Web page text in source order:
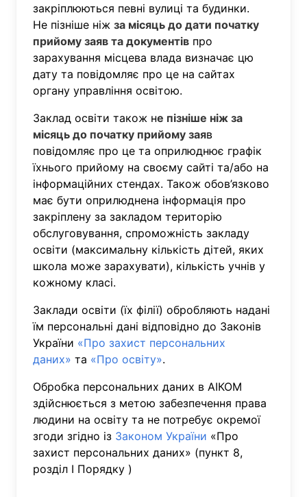
закріплюються певні вулиці та будинки.
Не пізніше ніж за місяць до дати початку
прийому заяв та документів про
зарахування місцева влада визначає цю
дату та повідомляє про це на сайтах
органу управління освітою.
Заклад освіти також не пізніше ніж за
місяць до початку прийому заяв
повідомляє про це та оприлюднює графік
їхнього прийому на своєму сайті та/або на
інформаційних стендах. Також обов’язково
має бути оприлюднена інформація про
закріплену за закладом територію
обслуговування, спроможність закладу
освіти (максимальну кількість дітей, яких
школа може зарахувати), кількість учнів у
кожному класі.
Заклади освіти (їх філії) обробляють надані
їм персональні дані відповідно до Законів
України «Про захист персональних
даних» та «Про освіту».
Обробка персональних даних в АІКОМ
здійснюється з метою забезпечення права
людини на освіту та не потребує окремої
згоди згідно із Законом України «Про
захист персональних даних» (пункт 8,
розділ І Порядку )